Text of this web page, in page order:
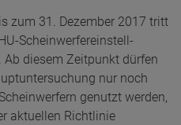
zum 31. Dezember 2017 tritt
Scheinwerfereinstell-
diesem Zeitpunkt dürfen
nur noch
genutzt werden,
aktuellen Richtlinie